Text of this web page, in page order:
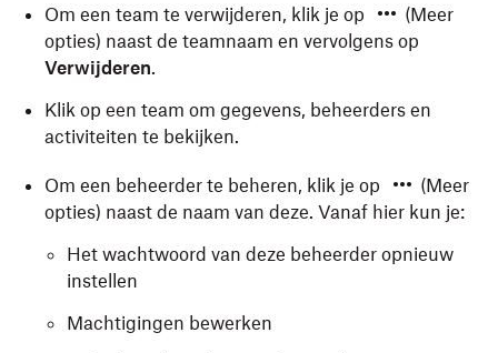
Om een team te verwijderen, klik je op
(Meer
opties) naast de teamnaam en vervolgens op
Verwijderen.
Klik op een team om gegevens, beheerders en
activiteiten te bekijken.
Om een beheerder te beheren, klik je op
(Meer
opties) naast de naam van deze. Vanaf hier kun je:
Het wachtwoord van deze beheerder opnieuw
instellen
Machtigingen bewerken